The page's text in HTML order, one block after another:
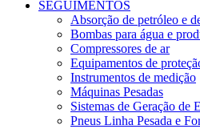
SEGUIMENTOS
Absorção de petróleo e
Bombas para água e
Compressores de ar
Equipamentos de
Instrumentos de medição
Máquinas Pesadas
Sistemas de Geração de
Pneus Linha Pesada e